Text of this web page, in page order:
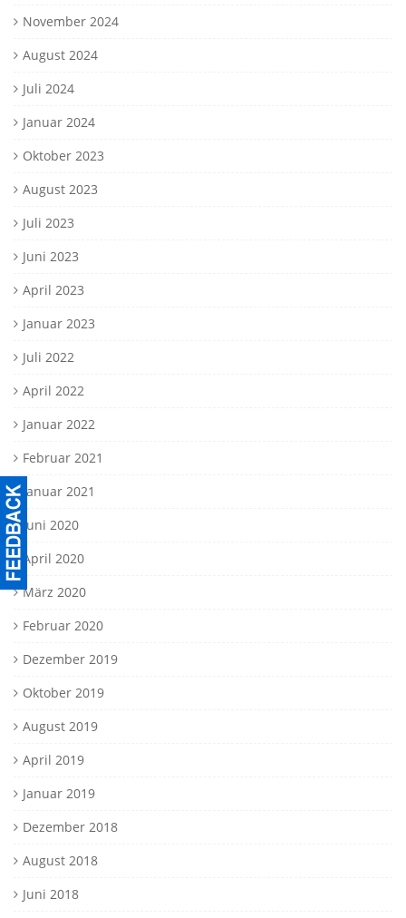
November 2024
August 2024
Juli 2024
Januar 2024
Oktober 2023
August 2023
Juli 2023
Juni 2023
April 2023
Januar 2023
Juli 2022
April 2022
Januar 2022
Februar 2021
Januar 2021
Juni 2020
April 2020
März 2020
Februar 2020
Dezember 2019
Oktober 2019
August 2019
April 2019
Januar 2019
Dezember 2018
August 2018
Juni 2018